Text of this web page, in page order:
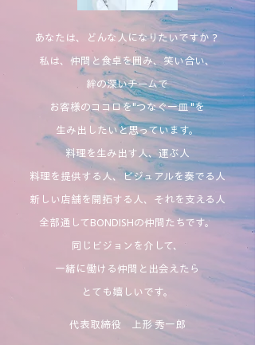
あなたは、どんな人になりたいですか？
私は、仲間と食卓を囲み、笑い合い、
絆の深いチームで
お客様のココロを"つなぐ一皿 "を
生み出したいと思っています。
料理を生み出す人、運ぶ人
料理を提供する人、ビジュアルを奏でる人
新しい店舗を開拓する人、それを支える​人
全部通してBONDISHの仲間たちです。
​同じビジョンを介して、
一緒に働ける仲間と出会えたら
とても嬉しいです。
​代表取締役 上形 秀一郎